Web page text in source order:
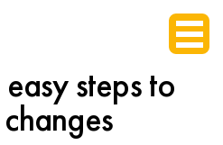
stepsto